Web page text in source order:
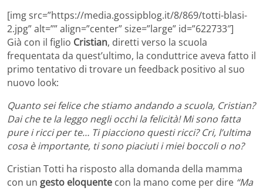
[img src=”https://media.gossipblog.it/8/869/totti-blasi-
2.jpg” alt=”” align=”center” size=”large” id=”622733″]
Già con il figlio Cristian, diretti verso la scuola
frequentata da quest’ultimo, la conduttrice aveva fatto il
primo tentativo di trovare un feedback positivo al suo
nuovo look:
Quanto sei felice che stiamo andando a scuola, Cristian?
Dai che te la leggo negli occhi la felicità! Mi sono fatta
pure i ricci per te… Ti piacciono questi ricci? Cri, l’ultima
cosa è importante, ti sono piaciuti i miei boccoli o no?
Cristian Totti ha risposto alla domanda della mamma
con un gesto eloquente con la mano come per dire “Ma